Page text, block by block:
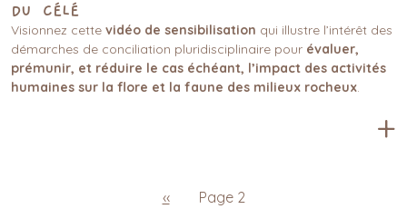
DU CÉLÉ
Corps
Visionnez cette vidéo de sensibilisation qui illustre l’intérêt des
démarches de conciliation pluridisciplinaire pour évaluer,
prémunir, et réduire le cas échéant, l’impact des activités
humaines sur la flore et la faune des milieux rocheux.
+
Page précédente
‹‹ Page 2